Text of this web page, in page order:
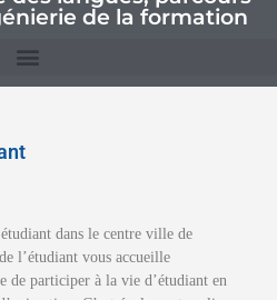
de la formation
dans le centre ville de
l’étudiant vous accueille
de participer à la vie d’étudiant en